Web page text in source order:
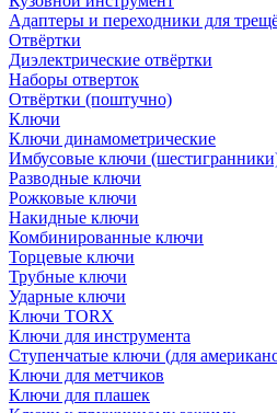
Адаптеры и переходники для
Отвёртки
Диэлектрические отвёртки
Наборы отверток
Отвёртки (поштучно)
Ключи
Ключи динамометрические
Имбусовые ключи
Разводные ключи
Рожковые ключи
Накидные ключи
Комбинированные ключи
Торцевые ключи
Трубные ключи
Ударные ключи
Ключи TORX
Ключи для инструмента
Ступенчатые ключи (для
Ключи для метчиков
Ключи для плашек